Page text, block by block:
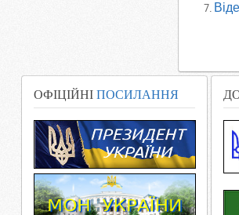
ОФІЦІЙНІ ПОСИЛАННЯ